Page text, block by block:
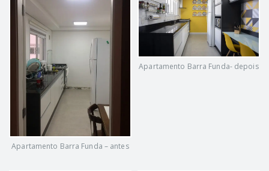
Apartamento Barra Funda – antes
Apartamento Barra Funda- depois